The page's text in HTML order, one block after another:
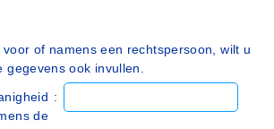
of namens een rechtspersoon, wilt u
ook invullen.
de
: